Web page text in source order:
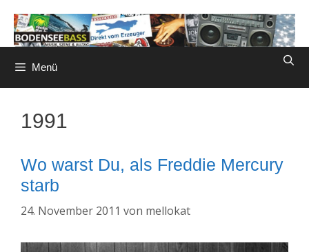
Inhalt
springen
Menü
1991
Wo warst Du, als Freddie Mercury
starb
24. November 2011 von mellokat